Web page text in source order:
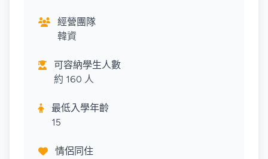
經營團隊
韓資
可容納學生人數
約 160 人
最低入學年齡
15
情侶同住